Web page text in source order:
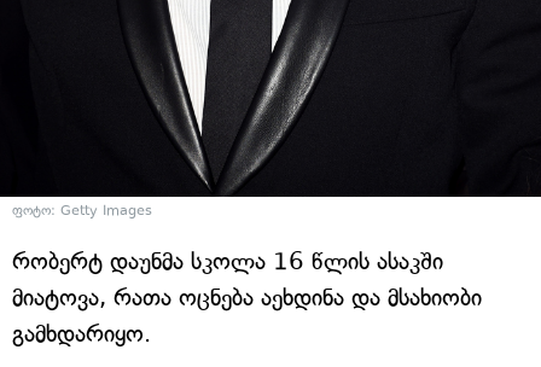
ფოტო: Getty Images
რობერტ დაუნმა სკოლა 16 წლის ასაკში
მიატოვა, რათა ოცნება აეხდინა და მსახიობი
გამხდარიყო.